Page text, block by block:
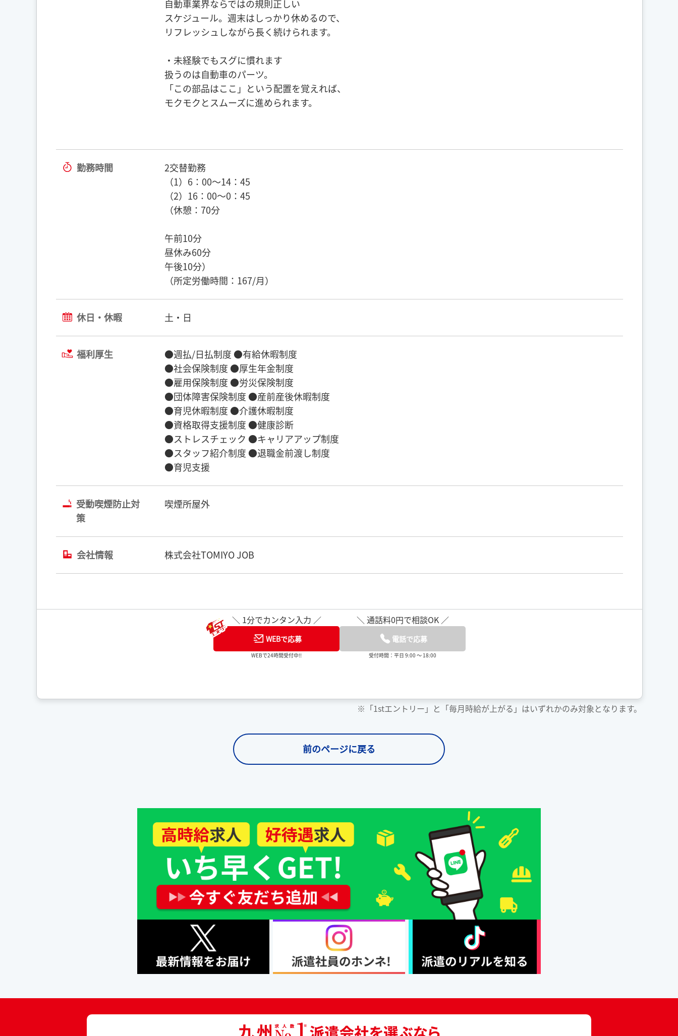
自動車業界ならではの規則正しい
スケジュール。週末はしっかり休めるので、
リフレッシュしながら長く続けられます。
・未経験でもスグに慣れます
扱うのは自動車のパーツ。
「この部品はここ」という配置を覚えれば、
モクモクとスムーズに進められます。
勤務時間
2交替勤務
（1）6：00～14：45
（2）16：00～0：45
（休憩：70分
午前10分
昼休み60分
午後10分）
（所定労働時間：167/月）
休日・休暇 土・日
福利厚生
●週払/日払制度 ●有給休暇制度
●社会保険制度 ●厚生年金制度
●雇用保険制度 ●労災保険制度
●団体障害保険制度 ●産前産後休暇制度
●育児休暇制度 ●介護休暇制度
●資格取得支援制度 ●健康診断
●ストレスチェック ●キャリアアップ制度
●スタッフ紹介制度 ●退職金前渡し制度
●育児支援
受動喫煙防止対
策
喫煙所屋外
会社情報 株式会社TOMIYO JOB
＼ 1分でカンタン入力 ／
WEBで応募
WEBで24時間受付中!!
＼ 通話料0円で相談OK ／
電話で応募
受付時間：平日 9:00 ～ 18:00
※「1stエントリー」と「毎月時給が上がる」はいずれかのみ対象となります。
前のページに戻る